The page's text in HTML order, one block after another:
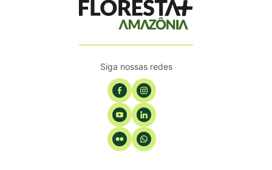
Siga nossas redes